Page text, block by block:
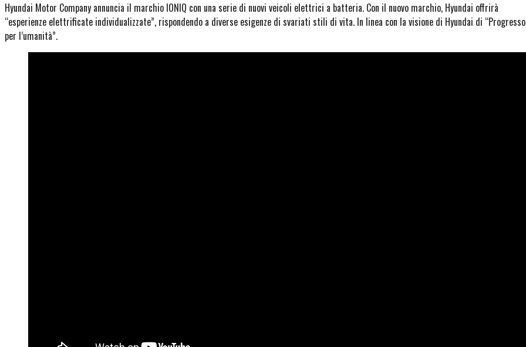
Hyundai Motor Company annuncia il marchio IONIQ con una serie di nuovi veicoli elettrici a batteria. Con il nuovo marchio, Hyundai offrirà
“esperienze elettrificate individualizzate”, rispondendo a diverse esigenze di svariati stili di vita. In linea con la visione di Hyundai di “Progresso
per l’umanità”.